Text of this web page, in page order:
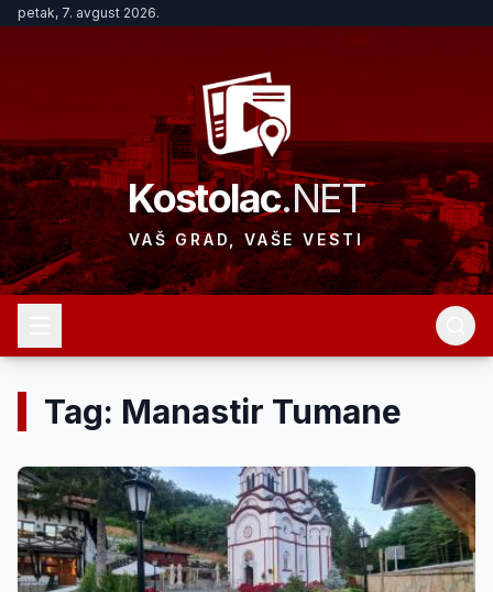
petak, 7. avgust 2026.
Kostolac.NET
VAŠ GRAD, VAŠE VESTI
Tag: Manastir Tumane